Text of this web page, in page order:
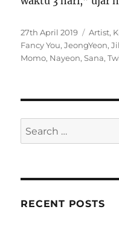
P
o
s
n
27th April 2019
C
a
t
i
s
Artist,
Fancy You,JeongYeon,
Momo, Nayeon,Sana,
S
e
r
RECENT POSTS